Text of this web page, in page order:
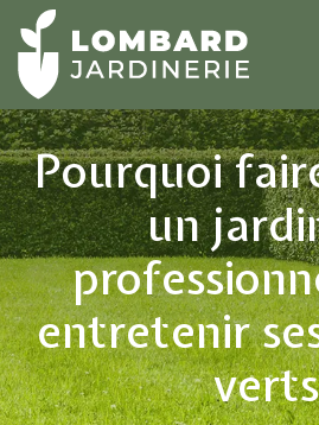
Pourquoi
un
entretenir
verts